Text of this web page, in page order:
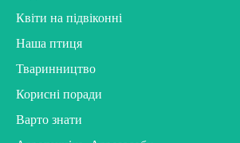
Квіти на підвіконні
Наша птиця
Тваринництво
Корисні поради
Варто знати